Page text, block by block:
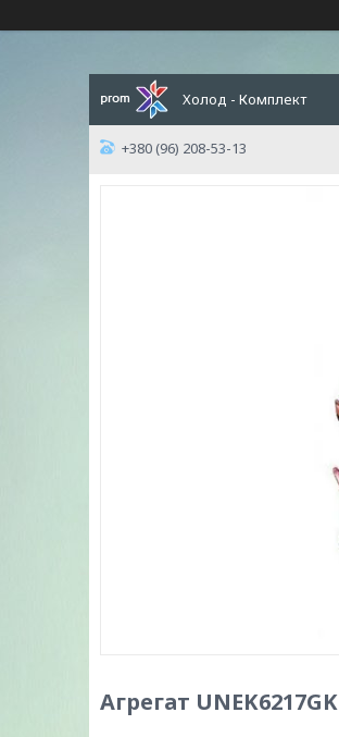
Холод - Комплект
+380 (96) 208-53-13
Агрегат UNEK6217GK